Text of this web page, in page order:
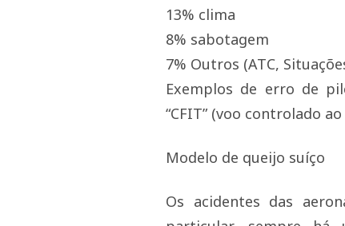
13% clima
8% sabotagem
7% Outros (ATC,
Exemplos de erro de
“CFIT” (voo controlado ao
Modelo de queijo suíço
Os acidentes das